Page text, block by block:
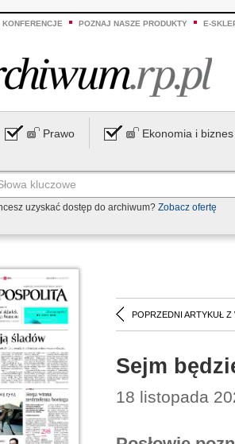
POZNAJ NASZE PRODUKTY E-
Prawo Ekonomia i biznes
uzyskać dostęp do archiwum? Zobacz ofertę
POPRZEDNI ARTYKUŁ Z
Sejm
18 listopada